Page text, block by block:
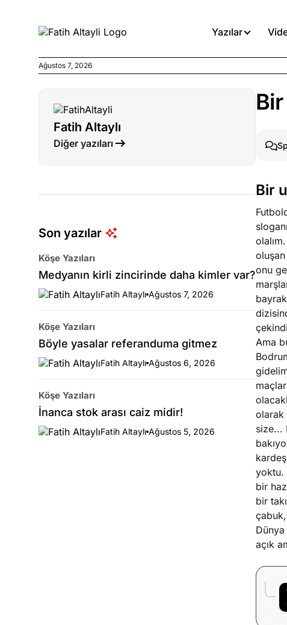
Yazılar
Medyanın kirli zincirinde daha
Böyle yasalar referanduma
İnanca stok arası caiz midir!
Ağustos 7, 2026
Fatih Altaylı
Diğer yazıları
Son yazılar
Köşe Yazıları
Medyanın kirli zincirinde daha kimler var?
Fatih Altaylı Ağustos 7, 2026
Köşe Yazıları
Böyle yasalar referanduma gitmez
Fatih Altaylı Ağustos 6, 2026
Köşe Yazıları
İnanca stok arası caiz midir!
Fatih Altaylı Ağustos 5, 2026
Bir
onu
Ama
olarak
size...
yoktu.
bir
bir
açık